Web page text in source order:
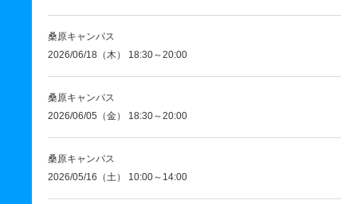
桑原キャンパス
2026/06/18（木） 18:30～20:00
桑原キャンパス
2026/06/05（金） 18:30～20:00
桑原キャンパス
2026/05/16（土） 10:00～14:00